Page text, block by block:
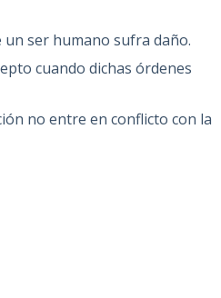
ser humano sufra daño.
cuando dichas órdenes
no entre en conflicto con la